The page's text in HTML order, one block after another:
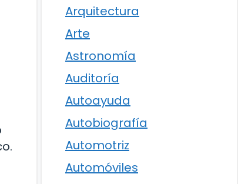
Arquitectura
Arte
Astronomía
Auditoría
Autoayuda
Autobiografía
Automotriz
Automóviles